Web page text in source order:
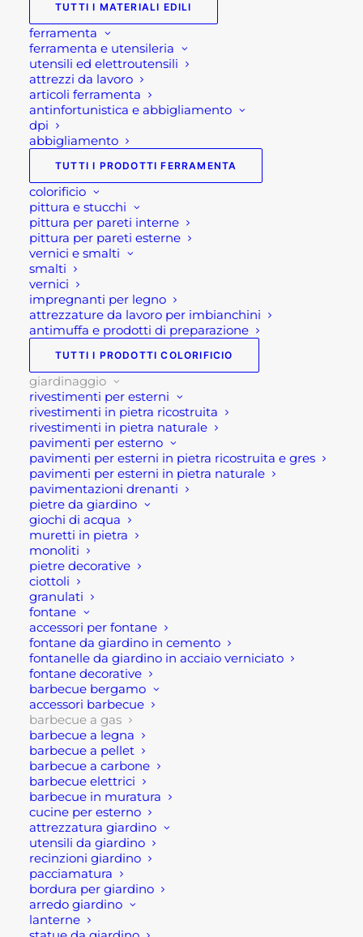
TUTTI I MATERIALI EDILI
ferramenta
ferramenta e utensileria
utensili ed elettroutensili
attrezzi da lavoro
articoli ferramenta
antinfortunistica e abbigliamento
dpi
abbigliamento
TUTTI I PRODOTTI FERRAMENTA
colorificio
pittura e stucchi
pittura per pareti interne
pittura per pareti esterne
vernici e smalti
smalti
vernici
impregnanti per legno
attrezzature da lavoro per imbianchini
antimuffa e prodotti di preparazione
TUTTI I PRODOTTI COLORIFICIO
giardinaggio
rivestimenti per esterni
rivestimenti in pietra ricostruita
rivestimenti in pietra naturale
pavimenti per esterno
pavimenti per esterni in pietra ricostruita e gres
pavimenti per esterni in pietra naturale
pavimentazioni drenanti
pietre da giardino
giochi di acqua
muretti in pietra
monoliti
pietre decorative
ciottoli
granulati
fontane
accessori per fontane
fontane da giardino in cemento
fontanelle da giardino in acciaio verniciato
fontane decorative
barbecue bergamo
accessori barbecue
barbecue a gas
barbecue a legna
barbecue a pellet
barbecue a carbone
barbecue elettrici
barbecue in muratura
cucine per esterno
attrezzatura giardino
utensili da giardino
recinzioni giardino
pacciamatura
bordura per giardino
arredo giardino
lanterne
ottimale del calore
Bruciatori a tubo sdoppiato in acciaio inox ad alta
potenza
Domafiamma/barre aromatizzanti in acciaio inox
Sistema di flusso della griglia per una rimozione
ottimale del grasso e sicurezza. Meno
riacutizzazioni e cibo più sano.
Griglia laterale in ghisa
Manopole luminose personalizzate giallo
spento/rosso acceso
Compatibile con le unità di connessione GRLLR
Se per qualsiasi ragione non riuscissi a
completare l’ordine o avessi dei dubbi prima di
effettuare il pagamento contattaci dalle 09 alle 12
e dalle 14 alle 17, ti offriremo tutto il supporto
necessario per aiutarti nella procedura di
acquisto!
Oppure scrivi una mail a
shop@rotacommerciale.it
Disponibile su ordinazione
BARBECUE
A
GAS
PRIME
G3S
GRLLR
quantità
SKU
Categorie
GIARDINAGGIO
Brand
GRLLR
Descrizione
Barbecue a gas Prime G3S
GRLLR
Il barbecue a gas Prime G3S è il bbq di GRLLR
compatibile anche con le cucine da esterno